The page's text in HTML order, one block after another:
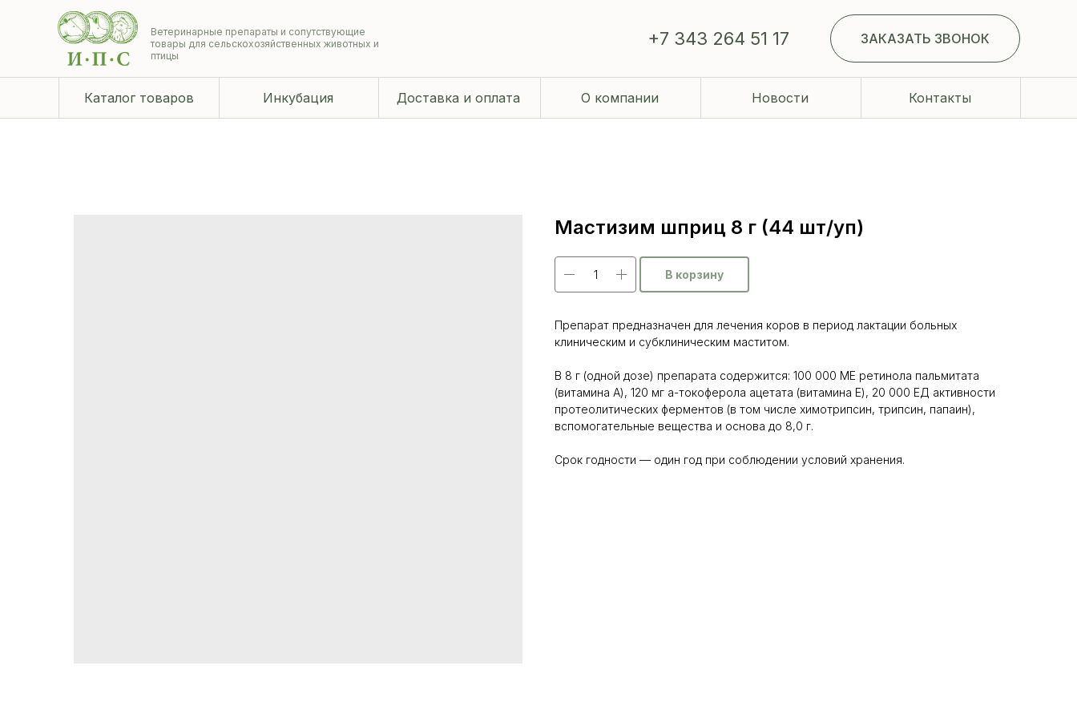
Каталог товаров Инкубация Доставка и оплата О компании Контакты
Ветеринарные препараты и сопутствующие
товары для сельскохозяйственных животных и
птицы
ЗАКАЗАТЬ ЗВОНОК
+7 343 264 51 17
Новости
Мастизим шприц 8 г (44 шт/уп)
В корзину
Препарат предназначен для лечения коров в период лактации больных
клиническим и субклиническим маститом.
В 8 г (одной дозе) препарата содержится: 100 000 ME ретинола пальмитата
(витамина А), 120 мг а-токоферола ацетата (витамина Е), 20 000 ЕД активности
протеолитических ферментов (в том числе химотрипсин, трипсин, папаин),
вспомогательные вещества и основа до 8,0 г.
Срок годности — один год при соблюдении условий хранения.